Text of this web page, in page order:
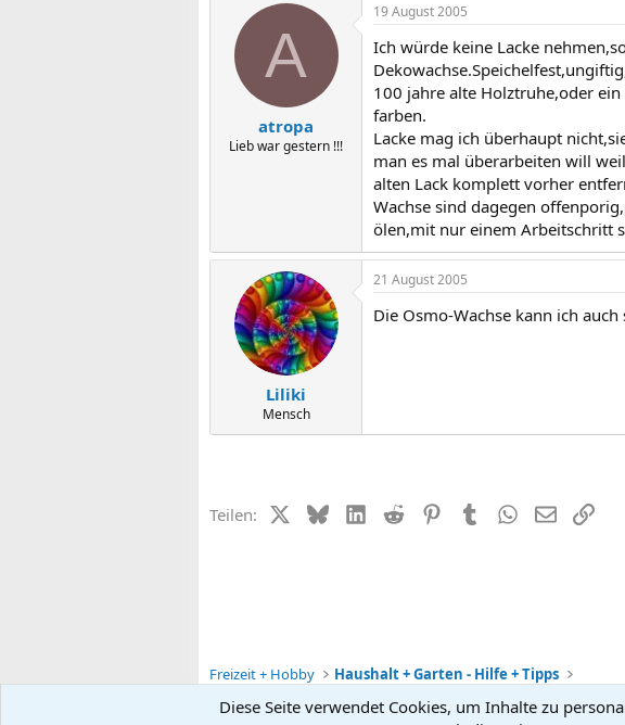
A
atropa
Lieb war gestern !!!
19 August 2005
Ich würde keine Lacke
100 jahre alte Holztruhe,oder
farben.
Lacke mag ich überhaupt
man es mal überarbeiten will
alten Lack komplett vorher
Wachse sind dagegen
ölen,mit nur einem Arbeitschritt
Liliki
Mensch
21 August 2005
Die Osmo-Wachse kann ich
Teilen: X (Twitter)
BlueskyLinkedIn
Reddit PinterestTumblrWhatsApp
E-MailLink
Freizeit + Hobby Haushalt + Garten - Hilfe + Tipps
Diese Seite verwendet Cookies, um Inhalte zu